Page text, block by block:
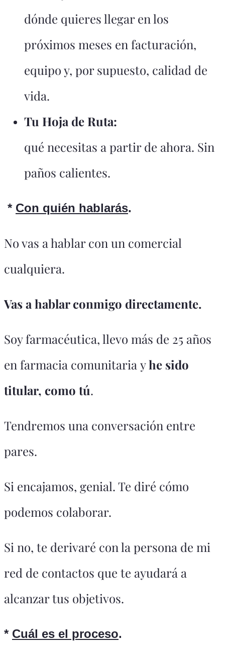
dónde quieres llegar en los
próximos meses en facturación,
equipo y, por supuesto, calidad de
vida.
Tu Hoja de Ruta:
qué necesitas a partir de ahora. Sin
paños calientes.
* Con quién hablarás.
No vas a hablar con un comercial
cualquiera.
Vas a hablar conmigo directamente.
Soy farmacéutica, llevo más de 25 años
en farmacia comunitaria yhe sido
titular, como tú.
Tendremos una conversación entre
pares.
Si encajamos, genial. Te diré cómo
podemos colaborar.
Si no, te derivaré con la persona de mi
red de contactos que te ayudará a
alcanzar tus objetivos.
* Cuál es el proceso.